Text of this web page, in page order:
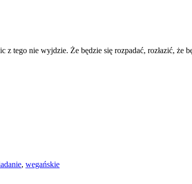
z tego nie wyjdzie. Że będzie się rozpadać, rozłazić, że
, wegańskie